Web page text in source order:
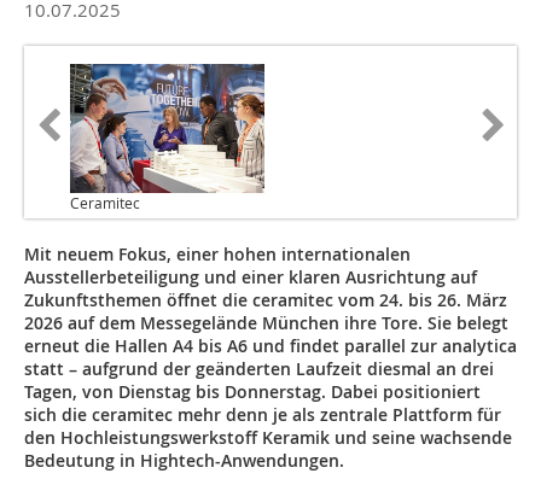
10.07.2025
Ceramitec
Mit neuem Fokus, einer hohen internationalen
Ausstellerbeteiligung und einer klaren Ausrichtung auf
Zukunftsthemen öffnet die ceramitec vom 24. bis 26. März
2026 auf dem Messegelände München ihre Tore. Sie belegt
erneut die Hallen A4 bis A6 und findet parallel zur analytica
statt – aufgrund der geänderten Laufzeit diesmal an drei
Tagen, von Dienstag bis Donnerstag. Dabei positioniert
sich die ceramitec mehr denn je als zentrale Plattform für
den Hochleistungswerkstoff Keramik und seine wachsende
Bedeutung in Hightech-Anwendungen.